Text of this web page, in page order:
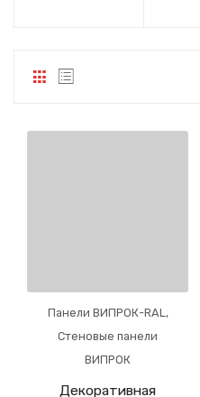
Панели ВИПРОК-RAL,
Стеновые панели
ВИПРОК
Декоративная